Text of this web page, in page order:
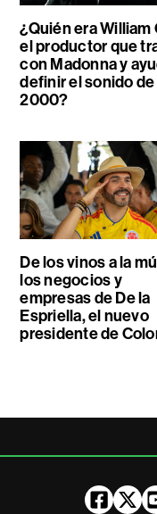
¿Quién era William
el productor que
con Madonna y
definir el sonido
2000?
De los vinos a la
los negocios y
empresas de De la
Espriella, el nuevo
presidente de